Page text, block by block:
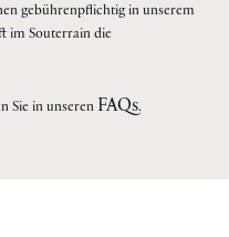
gebührenpflichtig in unserem
im Souterrain die
Sie in unseren FAQs.